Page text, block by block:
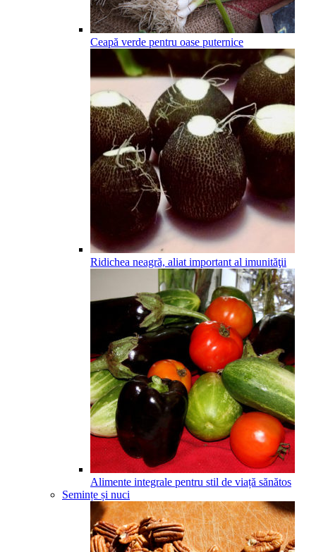
Ceapă verde pentru oase puternice
Ridichea neagră, aliat important al imunităţii
Alimente integrale pentru stil de viață sănătos
Semințe și nuci